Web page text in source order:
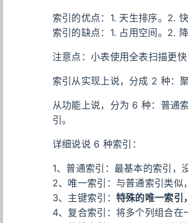
索引的优点：1. 天生排序。2. 快
索引的缺点：1. 占用空间。2.
注意点：小表使用全表扫描更
索引从实现上说，分成 2 种：
从功能上说，分为 6 种：普通
引。
详细说说 6 种索引：
1、普通索引：最基本的索引，
2、唯一索引：与普通索引类似
3、主键索引： 特殊的唯一索引
4、复合索引：将多个列组合在